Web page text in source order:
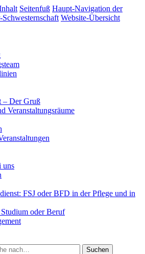
Seitenfuß Haupt-Navigation der
Website-Übersicht
– Der Gruß
Veranstaltungsräume
uns
FSJ oder BFD in der Pflege und in
oder Beruf
Suchen